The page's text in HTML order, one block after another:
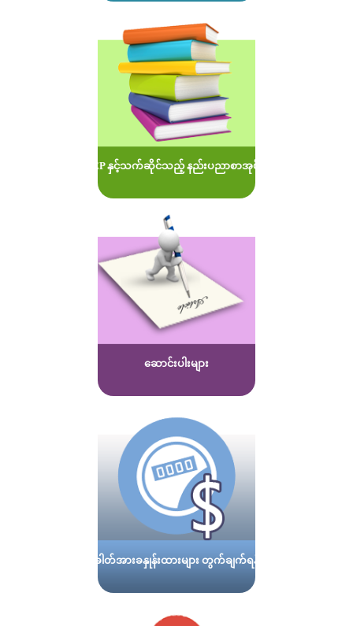
MOEP နှင့်သက်ဆိုင်သည့် နည်းပညာစာအုပ်များ
ဆောင်းပါးများ
ဓါတ်အားခနှုန်းထားများ တွက်ချက်ရန်